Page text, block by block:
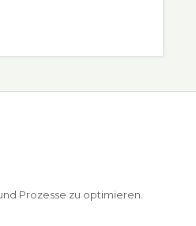
Prozesse zu optimieren.